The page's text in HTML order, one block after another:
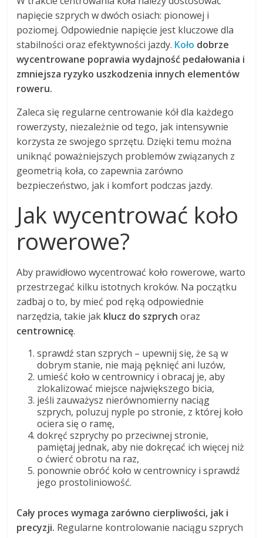
napięcie szprych w dwóch osiach: pionowej i
poziomej. Odpowiednie napięcie jest kluczowe dla
stabilności oraz efektywności jazdy. Koło dobrze
wycentrowane poprawia wydajność pedałowania i
zmniejsza ryzyko uszkodzenia innych elementów
roweru.
Zaleca się regularne centrowanie kół dla każdego
rowerzysty, niezależnie od tego, jak intensywnie
korzysta ze swojego sprzętu. Dzięki temu można
uniknąć poważniejszych problemów związanych z
geometrią koła, co zapewnia zarówno
bezpieczeństwo, jak i komfort podczas jazdy.
Jak wycentrować koło
rowerowe?
Aby prawidłowo wycentrować koło rowerowe, warto
przestrzegać kilku istotnych kroków. Na początku
zadbaj o to, by mieć pod ręką odpowiednie
narzędzia, takie jak klucz do szprych oraz
centrownicę.
sprawdź stan szprych – upewnij się, że są w
dobrym stanie, nie mają pęknięć ani luzów,
umieść koło w centrownicy i obracaj je, aby
zlokalizować miejsce największego bicia,
jeśli zauważysz nierównomierny naciąg
szprych, poluzuj nyple po stronie, z której koło
ociera się o ramę,
dokręć szprychy po przeciwnej stronie,
pamiętaj jednak, aby nie dokręcać ich więcej niż
o ćwierć obrotu na raz,
ponownie obróć koło w centrownicy i sprawdź
jego prostoliniowość.
Cały proces wymaga zarówno cierpliwości, jak i
precyzji. Regularne kontrolowanie naciągu szprych